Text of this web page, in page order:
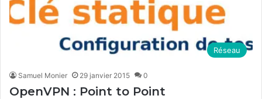
Réseau
Samuel Monier 29 janvier 2015 0
OpenVPN : Point to Point